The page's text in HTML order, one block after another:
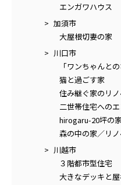
エンガワハウス
加須市
大屋根切妻の家
川口市
「ワンちゃんと
猫と過ごす家
住み継ぐ家のリ
二世帯住宅への
hirogaru-20坪の家
森の中の家／リ
川越市
３階都市型住宅
大きなデッキと